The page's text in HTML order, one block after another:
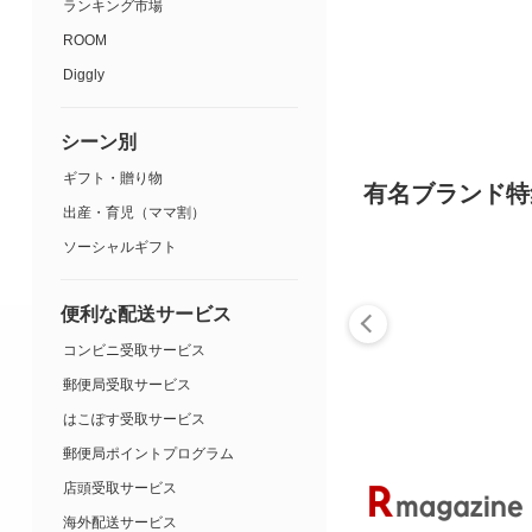
有名ブランド
ランキング市場
ROOM
Diggly
シーン別
ギフト・贈り物
出産・育児（ママ割）
ソーシャルギフト
便利な配送サービス
コンビニ受取サービス
郵便局受取サービス
はこぽす受取サービス
郵便局ポイントプログラム
店頭受取サービス
海外配送サービス